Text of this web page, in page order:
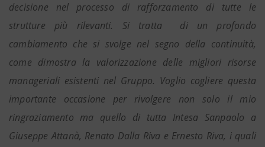
decisione nel processo di rafforzamento di tutte le
strutture più rilevanti. Si tratta
di un profondo
cambiamento che si svolge nel segno della continuità,
come dimostra la valorizzazione delle migliori risorse
manageriali esistenti nel Gruppo. Voglio cogliere questa
importante occasione per rivolgere non solo il mio
ringraziamento ma quello di tutta Intesa Sanpaolo a
Giuseppe Attanà, Renato Dalla Riva e Ernesto Riva, i quali